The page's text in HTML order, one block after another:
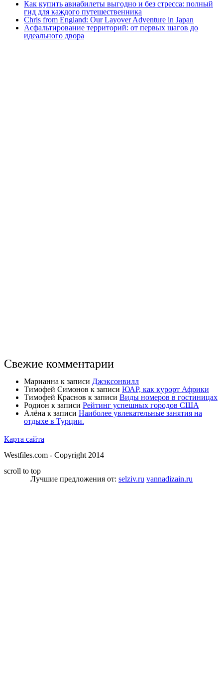
Как купить авиабилеты выгодно и без стресса: полный
гид для каждого путешественника
Chris from England: Our Layover Adventure in Japan
Асфальтирование территорий: от первых шагов до
идеального двора
Свежие комментарии
Марианна к записи Джэксонвилл
Тимофей Симонов к записи ЮАР, как курорт Африки
Тимофей Краснов к записи Виды номеров в гостиницах
Родион к записи Рейтинг успешных городов США
Алёна к записи Наиболее увлекательные занятия на
отдыхе в Турции.
Карта сайта
Westfiles.com - Copyright 2014
scroll to top
Лучшие предложения от: selziv.ru vannadizain.ru